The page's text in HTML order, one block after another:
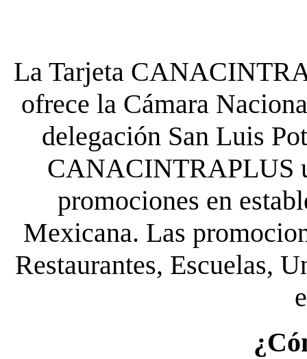
La Tarjeta
ofrece la Cámara
delegación San Luis
CANACINTRAPLUS
promociones en
Mexicana. Las
Restaurantes, Escuelas,